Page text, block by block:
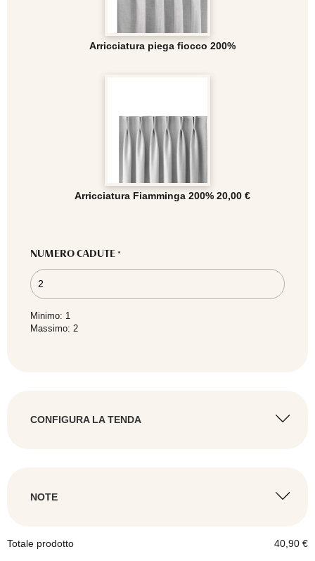
Arricciatura piega fiocco 200%
Arricciatura Fiamminga 200% 20,00 €
NUMERO CADUTE*
Minimo: 1
Massimo: 2
CONFIGURA LA TENDA
NOTE
Totale prodotto 40,90€